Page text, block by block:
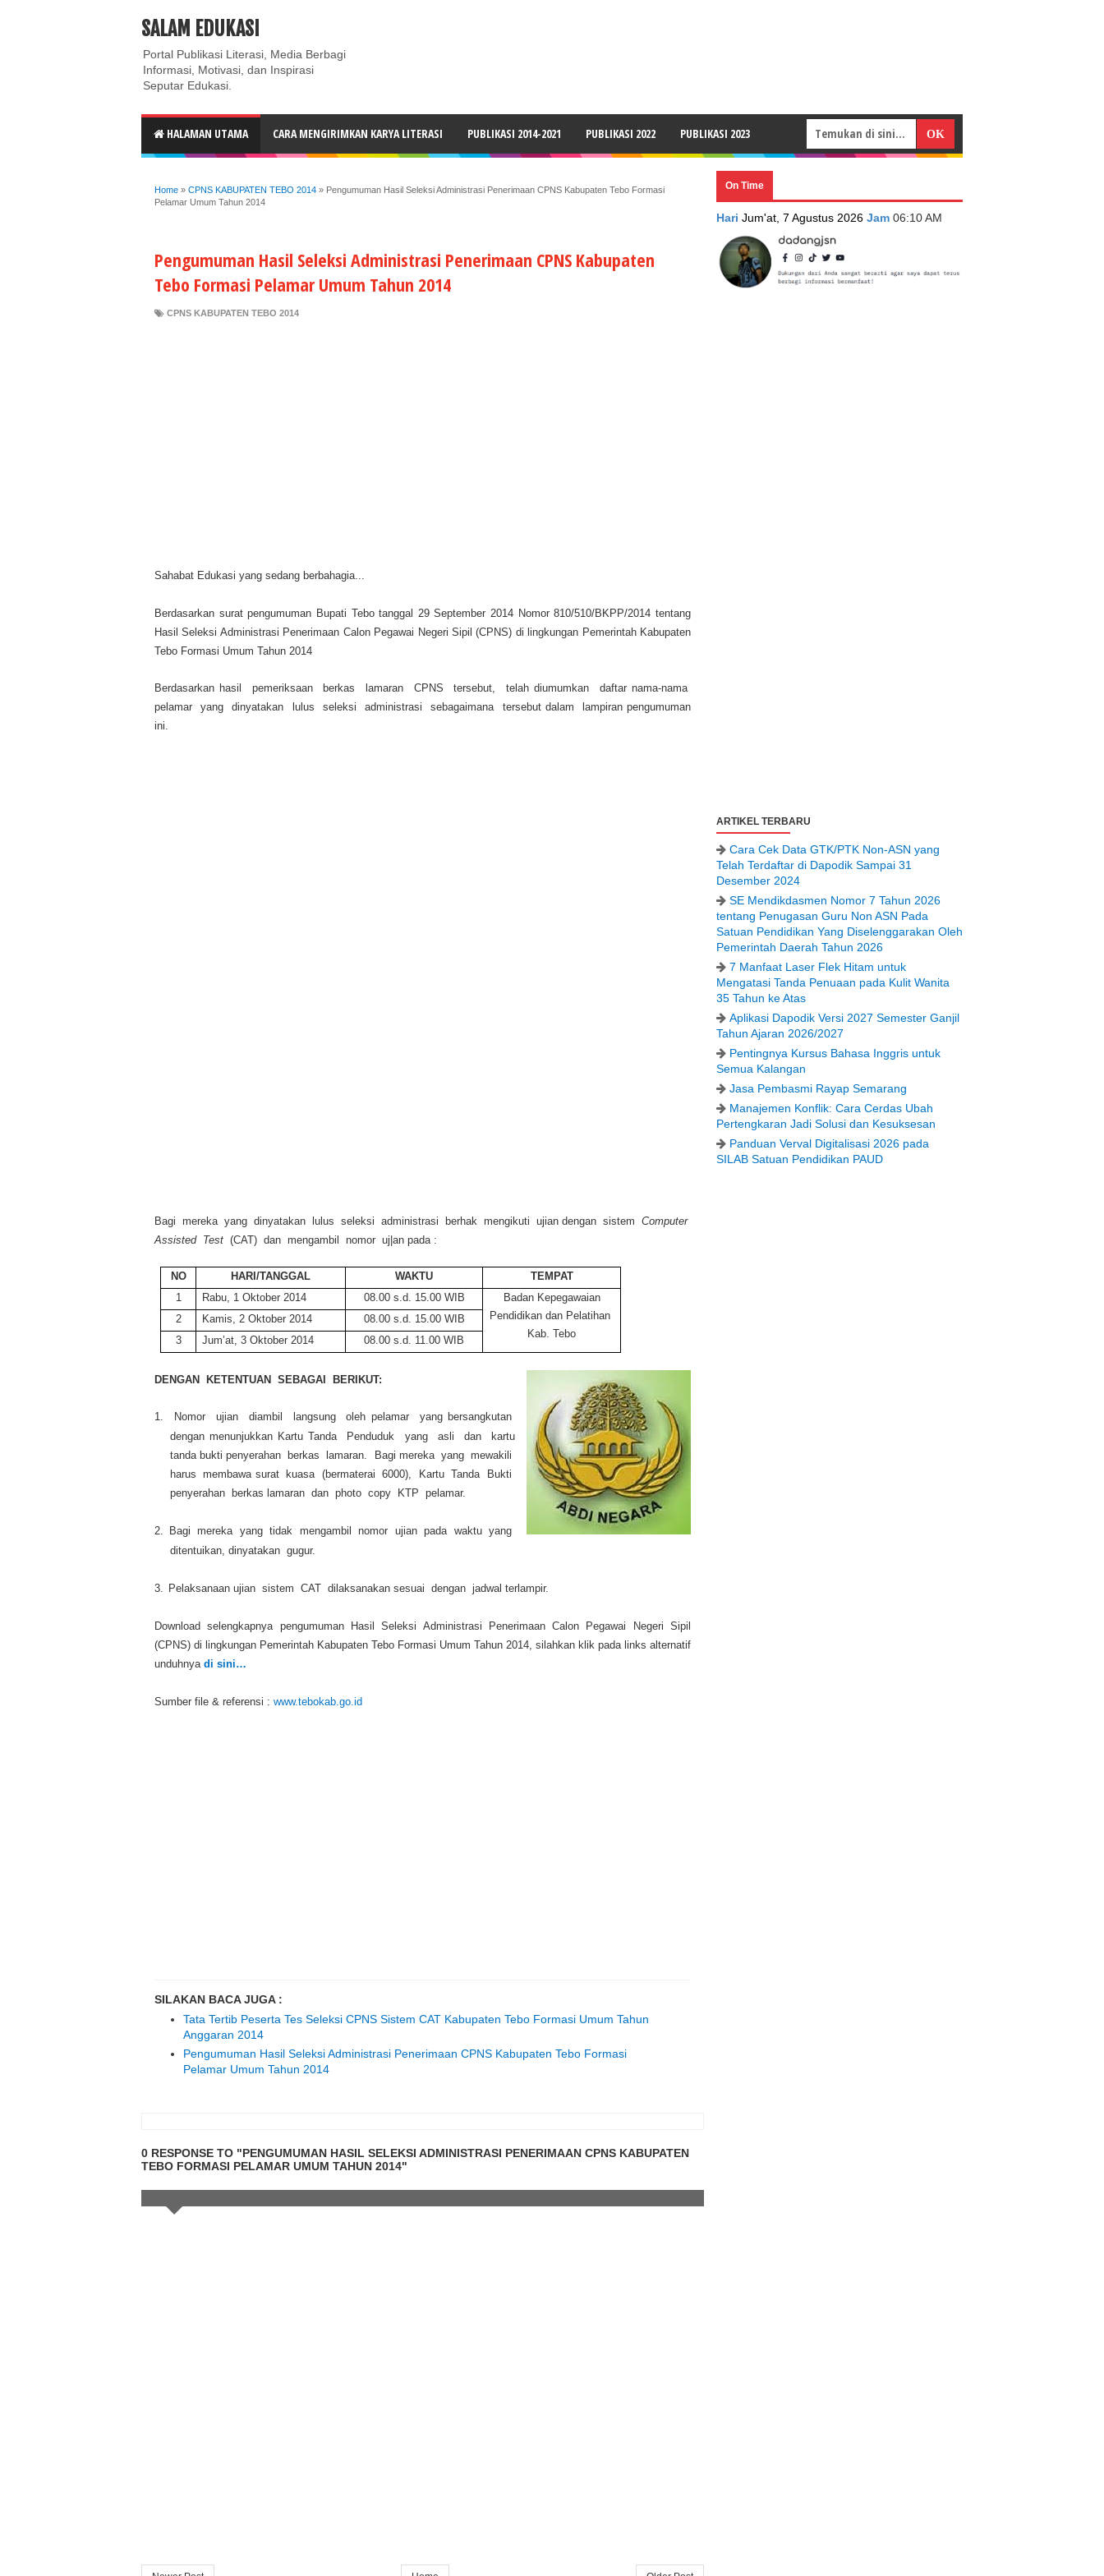
ABOUT CONTACT US
SALAM EDUKASI
Portal Publikasi Literasi, Media Berbagi
Informasi, Motivasi, dan Inspirasi
Seputar Edukasi.
HALAMAN UTAMA CARA MENGIRIMKAN KARYA LITERASI PUBLIKASI 2014-2021 PUBLIKASI 2022 PUBLIKASI 2023
Home » CPNS KABUPATEN TEBO 2014 » Pengumuman Hasil Seleksi Administrasi Penerimaan CPNS Kabupaten Tebo Formasi
Pelamar Umum Tahun 2014
Pengumuman Hasil Seleksi Administrasi Penerimaan CPNS Kabupaten
Tebo Formasi Pelamar Umum Tahun 2014
CPNS KABUPATEN TEBO 2014
Sahabat Edukasi yang sedang berbahagia...
Berdasarkan surat pengumuman Bupati Tebo tanggal 29 September 2014 Nomor 810/510/BKPP/2014 tentang
Hasil Seleksi Administrasi Penerimaan Calon Pegawai Negeri Sipil (CPNS) di lingkungan Pemerintah Kabupaten
Tebo Formasi Umum Tahun 2014
Berdasarkan hasil pemeriksaan berkas lamaran CPNS tersebut, telah diumumkan daftar nama-nama
pelamar yang dinyatakan lulus seleksi administrasi sebagaimana tersebut dalam lampiran pengumuman
ini.
Bagi mereka yang dinyatakan lulus seleksi administrasi berhak mengikuti ujian dengan sistem Computer
Assisted Test (CAT) dan mengambil nomor uj|an pada :
NO HARI/TANGGAL WAKTU
TEMPAT
1
Rabu, 1 Oktober 2014 08.00 s.d. 15.00 WIB
Badan Kepegawaian
Pendidikan dan Pelatihan
Kab. Tebo
2 Kamis, 2 Oktober 2014
08.00 s.d. 15.00 WIB
3
Jum’at, 3 Oktober 2014 08.00 s.d. 11.00 WIB
DENGAN KETENTUAN SEBAGAI BERIKUT:
1.
Nomor ujian diambil langsung oleh pelamar yang bersangkutan
dengan menunjukkan Kartu Tanda Penduduk yang asli dan kartu
tanda bukti penyerahan berkas lamaran. Bagi mereka yang mewakili
harus membawa surat kuasa (bermaterai 6000), Kartu Tanda Bukti
penyerahan berkas lamaran dan photo copy KTP pelamar.
2.
Bagi mereka yang tidak mengambil nomor ujian pada waktu yang
ditentuikan, dinyatakan gugur.
3. Pelaksanaan ujian sistem CAT dilaksanakan sesuai dengan jadwal terlampir.
Download selengkapnya pengumuman Hasil Seleksi Administrasi Penerimaan Calon Pegawai Negeri Sipil
(CPNS) di lingkungan Pemerintah Kabupaten Tebo Formasi Umum Tahun 2014, silahkan klik pada links alternatif
unduhnya di sini…
Sumber file & referensi : www.tebokab.go.id
SILAKAN BACA JUGA :
Tata Tertib Peserta Tes Seleksi CPNS Sistem CAT Kabupaten Tebo Formasi Umum Tahun
Anggaran 2014
Pengumuman Hasil Seleksi Administrasi Penerimaan CPNS Kabupaten Tebo Formasi
Pelamar Umum Tahun 2014
0 RESPONSE TO "PENGUMUMAN HASIL SELEKSI ADMINISTRASI PENERIMAAN CPNS KABUPATEN
TEBO FORMASI PELAMAR UMUM TAHUN 2014"
On Time
Hari Jum'at, 7 Agustus 2026 Jam 06:10 AM
ARTIKEL TERBARU
Cara Cek Data GTK/PTK Non-ASN yang
Telah Terdaftar di Dapodik Sampai 31
Desember 2024
SE Mendikdasmen Nomor 7 Tahun 2026
tentang Penugasan Guru Non ASN Pada
Satuan Pendidikan Yang Diselenggarakan Oleh
Pemerintah Daerah Tahun 2026
7 Manfaat Laser Flek Hitam untuk
Mengatasi Tanda Penuaan pada Kulit Wanita
35 Tahun ke Atas
Aplikasi Dapodik Versi 2027 Semester Ganjil
Tahun Ajaran 2026/2027
Pentingnya Kursus Bahasa Inggris untuk
Semua Kalangan
Jasa Pembasmi Rayap Semarang
Manajemen Konflik: Cara Cerdas Ubah
Pertengkaran Jadi Solusi dan Kesuksesan
Panduan Verval Digitalisasi 2026 pada
SILAB Satuan Pendidikan PAUD